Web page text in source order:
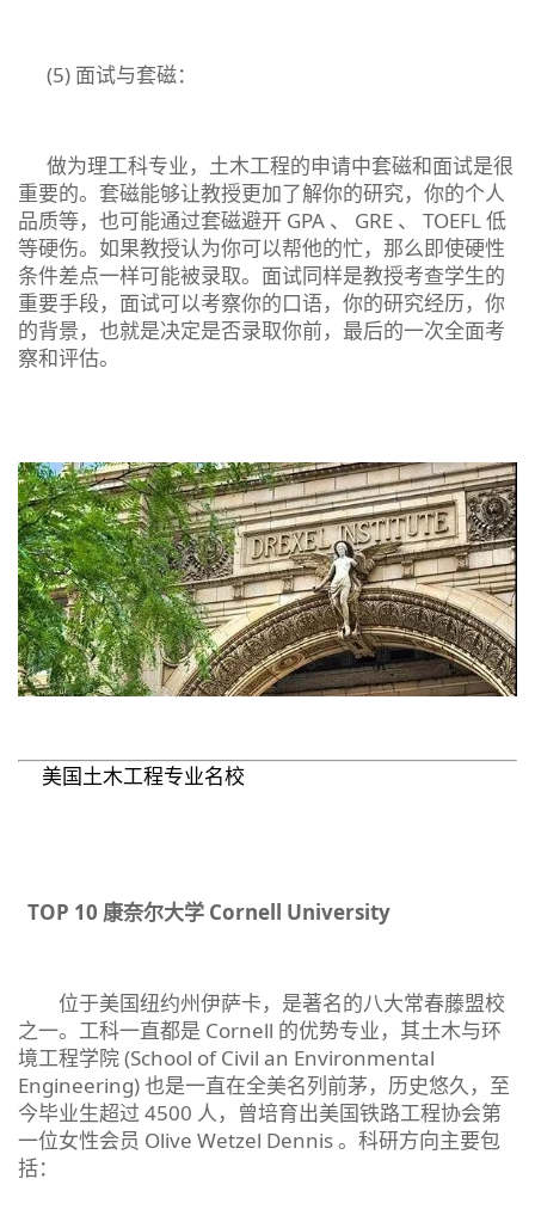
(5) 面试与套磁：
做为理工科专业，土木工程的申请中套磁和面试是很
重要的。套磁能够让教授更加了解你的研究，你的个人
品质等，也可能通过套磁避开 GPA 、 GRE 、 TOEFL 低
等硬伤。如果教授认为你可以帮他的忙，那么即使硬性
条件差点一样可能被录取。面试同样是教授考查学生的
重要手段，面试可以考察你的口语，你的研究经历，你
的背景，也就是决定是否录取你前，最后的一次全面考
察和评估。
美国土木工程专业名校
TOP 10 康奈尔大学 Cornell University
位于美国纽约州伊萨卡，是著名的八大常春藤盟校
之一。工科一直都是 Cornell 的优势专业，其土木与环
境工程学院 (School of Civil an Environmental
Engineering) 也是一直在全美名列前茅，历史悠久，至
今毕业生超过 4500 人，曾培育出美国铁路工程协会第
一位女性会员 Olive Wetzel Dennis 。科研方向主要包
括：